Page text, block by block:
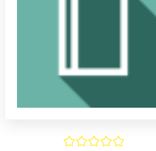
/5